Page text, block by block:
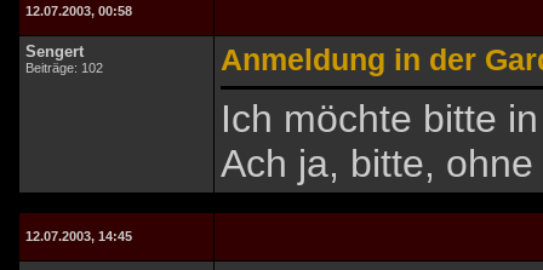
12.07.2003, 00:58
Sengert
Beiträge: 102 Anmeldung in der
Ich möchte bitte
Ach ja, bitte,
12.07.2003, 14:45